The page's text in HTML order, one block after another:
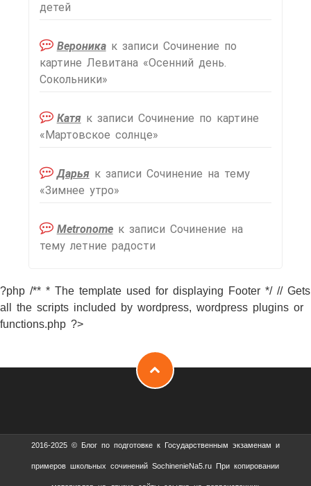
детей
Вероникак записи Сочинение по
картине Левитана «Осенний день.
Сокольники»
Катяк записи Сочинение по картине
«Мартовское солнце»
Дарьяк записи Сочинение на тему
«Зимнее утро»
Metronomeк записи Сочинение на
тему летние радости
?php /** * The template used for displaying Footer */ // Gets
all the scripts included by wordpress, wordpress plugins or
functions.php ?>
2016-2025 © Блог по подготовке к Государственным экзаменам и
примеров школьных сочинений SochinenieNa5.ru При копировании